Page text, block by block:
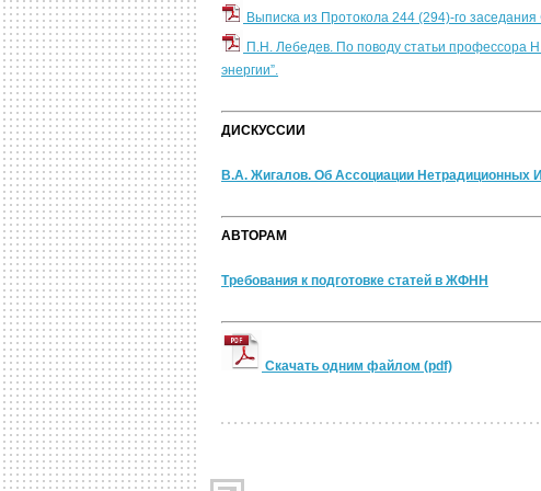
Выписка из Протокола 244 (294)-го
П.Н. Лебедев. По поводу статьи профессора
энергии”.
ДИСКУССИИ
В.А. Жигалов. Об Ассоциации Нетрадиционных
АВТОРАМ
Требования к подготовке статей в ЖФНН
Скачать одним файлом (pdf)